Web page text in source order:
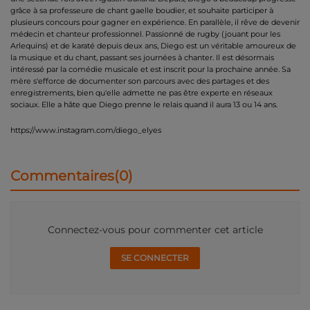
grâce à sa professeure de chant gaelle boudier, et souhaite participer à
plusieurs concours pour gagner en expérience. En parallèle, il rêve de devenir
médecin et chanteur professionnel. Passionné de rugby (jouant pour les
Arlequins) et de karaté depuis deux ans, Diego est un véritable amoureux de
la musique et du chant, passant ses journées à chanter. Il est désormais
intéressé par la comédie musicale et est inscrit pour la prochaine année. Sa
mère s'efforce de documenter son parcours avec des partages et des
enregistrements, bien qu'elle admette ne pas être experte en réseaux
sociaux. Elle a hâte que Diego prenne le relais quand il aura 13 ou 14 ans.
https://www.instagram.com/diego_elyes
Commentaires(0)
Connectez-vous pour commenter cet article
SE CONNECTER